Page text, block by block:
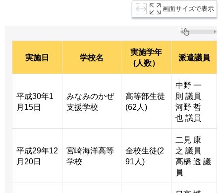
画面サイズで表示
実施日 学校名
実施学年
(人数）
派遣議員
平成30年1
月15日
みなみのかぜ
支援学校
高等部生徒
(62人)
中野 一
則 議員
河野 哲
也 議員
平成29年12
月20日
宮崎海洋高等
学校
全校生徒(2
91人)
二見 康
之 議員
高橋 透 議
員